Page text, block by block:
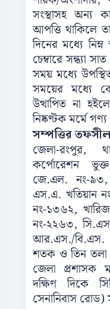
সংস্থাসহ অন্য
আপত্তি থাকিলে
দিনের মধ্যে নিম্ন
চেম্বারে সন্ধ্যা
সময় মধ্যে
সময়ের মধ্যে
উত্থাপিত না
নিষ্কণ্টক মর্মে
সম্পত্তির
জেলা-রংপুর,
কর্পোরেশন
জে.এল. নং-৯৩,
এস.এ. খতিয়ান
নং-১৩৬২,
নং-২২৬৩,
আর.এস./
শতক ও তিন তলা
জেলা প্রশাসক
দক্ষিণ দিকে
সেনানিবাস রোড)